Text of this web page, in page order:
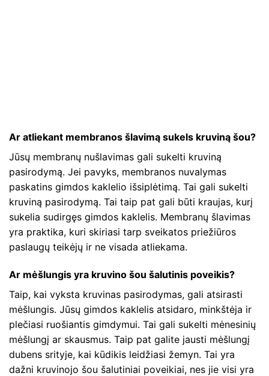
Ar atliekant membranos šlavimą sukels kruviną šou?
Jūsų membranų nušlavimas gali sukelti kruviną
pasirodymą. Jei pavyks, membranos nuvalymas
paskatins gimdos kaklelio išsiplėtimą. Tai gali sukelti
kruviną pasirodymą. Tai taip pat gali būti kraujas, kurį
sukelia sudirgęs gimdos kaklelis. Membranų šlavimas
yra praktika, kuri skiriasi tarp sveikatos priežiūros
paslaugų teikėjų ir ne visada atliekama.
Ar mėšlungis yra kruvino šou šalutinis poveikis?
Taip, kai vyksta kruvinas pasirodymas, gali atsirasti
mėšlungis. Jūsų gimdos kaklelis atsidaro, minkštėja ir
plečiasi ruošiantis gimdymui. Tai gali sukelti mėnesinių
mėšlungį ar skausmus. Taip pat galite jausti mėšlungį
dubens srityje, kai kūdikis leidžiasi žemyn. Tai yra
dažni kruvinojo šou šalutiniai poveikiai, nes jie visi yra